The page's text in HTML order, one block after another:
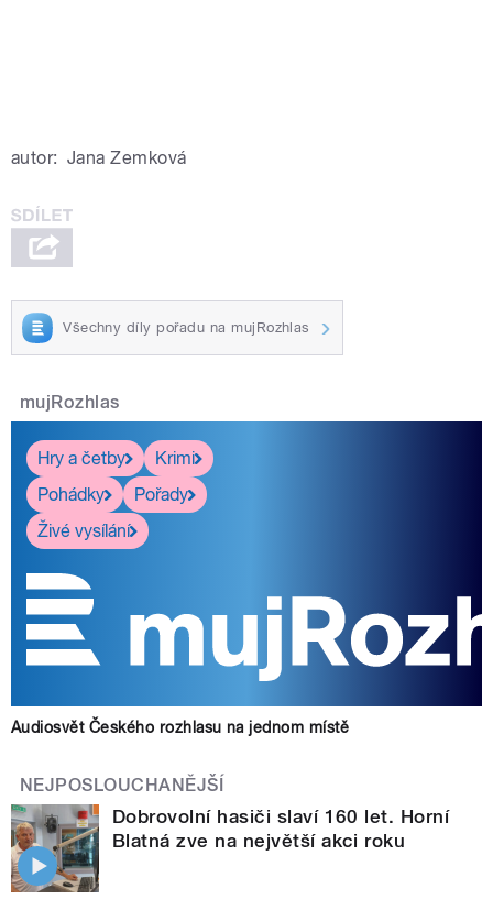
autor: Jana Zemková
Všechny díly pořadu na mujRozhlas
mujRozhlas
Hry a četby
Krimi
Pohádky
Pořady
Živé vysílání
Audiosvět Českého rozhlasu na jednom místě
NEJPOSLOUCHANĚJŠÍ
Dobrovolní hasiči slaví 160 let. Horní
Blatná zve na největší akci roku